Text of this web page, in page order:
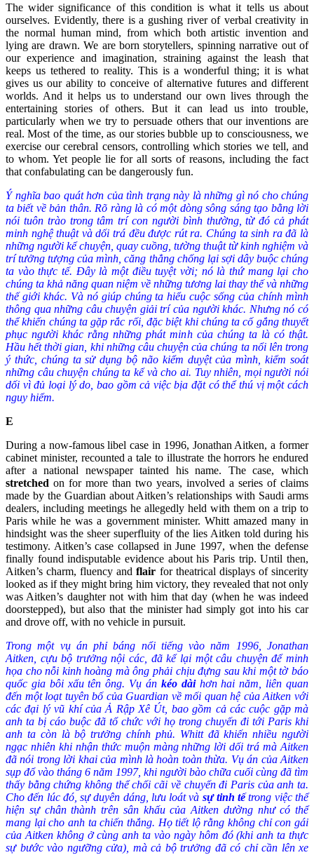
The wider significance of this condition is what it tells us about
ourselves. Evidently, there is a gushing river of verbal creativity in
the normal human mind, from which both artistic invention and
lying are drawn. We are born storytellers, spinning narrative out of
our experience and imagination, straining against the leash that
keeps us tethered to reality. This is a wonderful thing; it is what
gives us our ability to conceive of alternative futures and different
worlds. And it helps us to understand our own lives through the
entertaining stories of others. But it can lead us into trouble,
particularly when we try to persuade others that our inventions are
real. Most of the time, as our stories bubble up to consciousness, we
exercise our cerebral censors, controlling which stories we tell, and
to whom. Yet people lie for all sorts of reasons, including the fact
that confabulating can be dangerously fun.
Ý nghĩa bao quát hơn của tình trạng này là những gì nó cho chúng
ta biết về bản thân. Rõ ràng là có một dòng sông sáng tạo bằng lời
nói tuôn trào trong tâm trí con người bình thường, từ đó cả phát
minh nghệ thuật và dối trá đều được rút ra. Chúng ta sinh ra đã là
những người kể chuyện, quay cuồng, tường thuật từ kinh nghiệm và
trí tưởng tượng của mình, căng thẳng chống lại sợi dây buộc chúng
ta vào thực tế. Đây là một điều tuyệt vời; nó là thứ mang lại cho
chúng ta khả năng quan niệm về những tương lai thay thế và những
thế giới khác. Và nó giúp chúng ta hiểu cuộc sống của chính mình
thông qua những câu chuyện giải trí của người khác. Nhưng nó có
thể khiến chúng ta gặp rắc rối, đặc biệt khi chúng ta cố gắng thuyết
phục người khác rằng những phát minh của chúng ta là có thật.
Hầu hết thời gian, khi những câu chuyện của chúng ta nổi lên trong
ý thức, chúng ta sử dụng bộ não kiểm duyệt của mình, kiểm soát
những câu chuyện chúng ta kể và cho ai. Tuy nhiên, mọi người nói
dối vì đủ loại lý do, bao gồm cả việc bịa đặt có thể thú vị một cách
nguy hiểm.
E
During a now-famous libel case in 1996, Jonathan Aitken, a former
cabinet minister, recounted a tale to illustrate the horrors he endured
after a national newspaper tainted his name. The case, which
stretched on for more than two years, involved a series of claims
made by the Guardian about Aitken’s relationships with Saudi arms
dealers, including meetings he allegedly held with them on a trip to
Paris while he was a government minister. Whitt amazed many in
hindsight was the sheer superfluity of the lies Aitken told during his
testimony. Aitken’s case collapsed in June 1997, when the defense
finally found indisputable evidence about his Paris trip. Until then,
Aitken’s charm, fluency andflair for theatrical displays of sincerity
looked as if they might bring him victory, they revealed that not only
was Aitken’s daughter not with him that day (when he was indeed
doorstepped), but also that the minister had simply got into his car
and drove off, with no vehicle in pursuit.
Trong một vụ án phỉ báng nổi tiếng vào năm 1996, Jonathan
Aitken, cựu bộ trưởng nội các, đã kể lại một câu chuyện để minh
họa cho nỗi kinh hoàng mà ông phải chịu đựng sau khi một tờ báo
quốc gia bôi xấu tên ông. Vụ án kéo dàihơn hai năm, liên quan
đến một loạt tuyên bố của Guardian về mối quan hệ của Aitken với
các đại lý vũ khí của Ả Rập Xê Út, bao gồm cả các cuộc gặp mà
anh ta bị cáo buộc đã tổ chức với họ trong chuyến đi tới Paris khi
anh ta còn là bộ trưởng chính phủ. Whitt đã khiến nhiều người
ngạc nhiên khi nhận thức muộn màng những lời dối trá mà Aitken
đã nói trong lời khai của mình là hoàn toàn thừa. Vụ án của Aitken
sụp đổ vào tháng 6 năm 1997, khi người bào chữa cuối cùng đã tìm
thấy bằng chứng không thể chối cãi về chuyến đi Paris của anh ta.
Cho đến lúc đó, sự duyên dáng, lưu loát và sự tinh tếtrong việc thể
hiện sự chân thành trên sân khấu của Aitken dường như có thể
mang lại cho anh ta chiến thắng. Họ tiết lộ rằng không chỉ con gái
của Aitken không ở cùng anh ta vào ngày hôm đó (khi anh ta thực
sự bước vào ngưỡng cửa), mà cả bộ trưởng đã có chỉ cần lên xe